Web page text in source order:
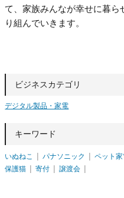
て、家族みんなが幸せに暮ら
り組んでいきます。
ビジネスカテゴリ
デジタル製品・家電
キーワード
いぬねこ パナソニック ペット
保護猫
寄付 譲渡会